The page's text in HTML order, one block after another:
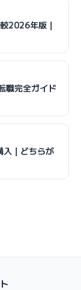
2026年版｜
職完全ガイド
入｜どちらが